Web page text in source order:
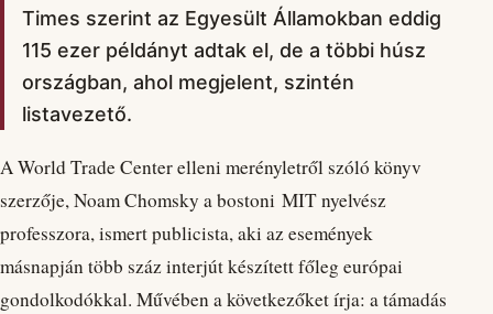
Times szerint az Egyesült Államokban eddig
115 ezer példányt adtak el, de a többi húsz
országban, ahol megjelent, szintén
listavezető.
A World Trade Center elleni merényletről szóló könyv
szerzője, Noam Chomsky a bostoni MIT nyelvész
professzora, ismert publicista, aki az események
másnapján több száz interjút készített főleg európai
gondolkodókkal. Művében a következőket írja: a támadás